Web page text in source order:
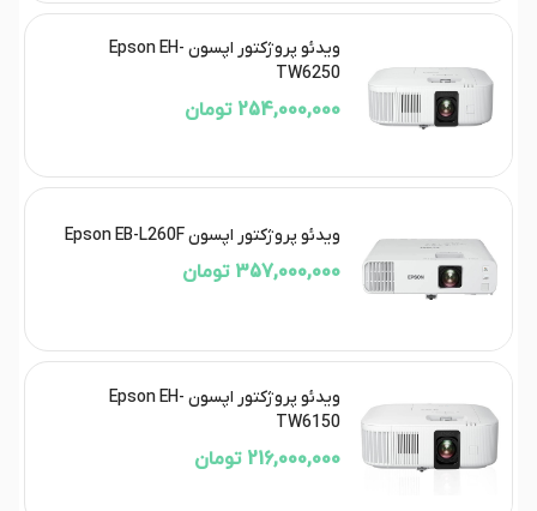
ویدئو پروژکتور اپسون Epson EH-
TW6250
254,000,000 تومان
ویدئو پروژکتور اپسون Epson EB-L260F
357,000,000 تومان
ویدئو پروژکتور اپسون Epson EH-
TW6150
216,000,000 تومان